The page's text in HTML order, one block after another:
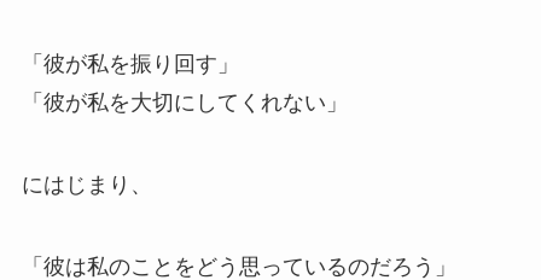
「彼が私を振り回す」
「彼が私を大切にしてくれない」
にはじまり、
「彼は私のことをどう思っているのだろう」